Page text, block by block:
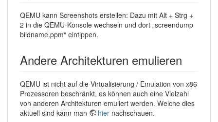
QEMU kann Screenshots erstellen: Dazu mit Alt + Strg +
2 in die QEMU-Konsole wechseln und dort „screendump
bildname.ppm“ eintippen.
Andere Architekturen emulieren
QEMU ist nicht auf die Virtualisierung / Emulation von x86
Prozessoren beschränkt, es können auch eine Vielzahl
von anderen Architekturen emuliert werden. Welche dies
aktuell sind kann man
hier nachschauen.